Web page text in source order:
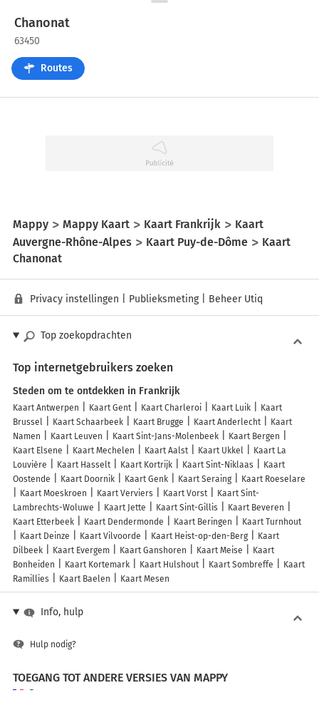
Chanonat
63450
Routes
Mappy Mappy Kaart Kaart Frankrijk
Kaart
Auvergne-Rhône-Alpes
Kaart Puy-de-Dôme
Kaart
Chanonat
Privacy instellingen Publieksmeting| Beheer Utiq
Top zoekopdrachten
Top internetgebruikers zoeken
Steden om te ontdekken in Frankrijk
Kaart Antwerpen Kaart Gent Kaart Charleroi Kaart Luik
Kaart
Brussel
Kaart Schaarbeek Kaart Brugge Kaart Anderlecht
Kaart
Namen
Kaart Leuven Kaart Sint-Jans-Molenbeek
Kaart Bergen
Kaart Elsene
Kaart Mechelen Kaart Aalst Kaart Ukkel
Kaart La
Louvière
Kaart Hasselt Kaart Kortrijk Kaart Sint-Niklaas
Kaart
Oostende
Kaart Doornik Kaart Genk Kaart Seraing
Kaart Roeselare
Kaart Moeskroen
Kaart Verviers Kaart Vorst
Kaart Sint-
Lambrechts-Woluwe
Kaart Jette Kaart Sint-Gillis
Kaart Beveren
Kaart Etterbeek
Kaart Dendermonde Kaart Beringen
Kaart Turnhout
Kaart Deinze
Kaart Vilvoorde Kaart Heist-op-den-Berg
Kaart
Dilbeek
Kaart Evergem Kaart Ganshoren Kaart Meise
Kaart
Bonheiden
Kaart Kortemark Kaart Hulshout Kaart Sombreffe
Kaart
Ramillies
Kaart Baelen Kaart Mesen
Info, hulp
Hulp nodig?
TOEGANG TOT ANDERE VERSIES VAN MAPPY
France